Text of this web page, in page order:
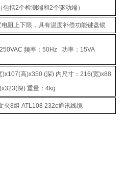
包括2个检测端和2个驱动端）
阻上下限，具有温度补偿功能键盘锁
频率：50Hz 功率：15VA
)x107(高)x350 (深) 内尺寸：216(宽)x88
深) 重量：4kg
夹8组 ATL108 232c通讯线缆